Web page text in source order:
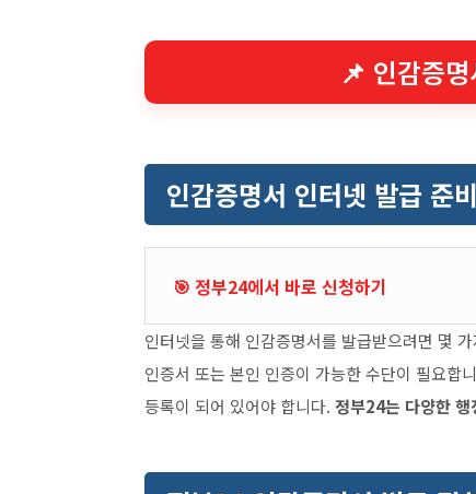
📌 인감증
인감증명서 인터넷 발급 준비
🎯 정부24에서 바로 신청하기
인터넷을 통해 인감증명서를 발급받으려면 몇
인증서 또는 본인 인증이 가능한 수단이 필요합
등록이 되어 있어야 합니다. 정부24는 다양한 행